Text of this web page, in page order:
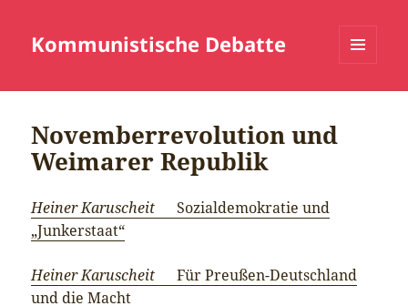
Kommunistische Debatte
Novemberrevolution und
Weimarer Republik
Heiner Karuscheit Sozialdemokratie und
„Junkerstaat“
Heiner Karuscheit
Für Preußen-Deutschland
und die Macht